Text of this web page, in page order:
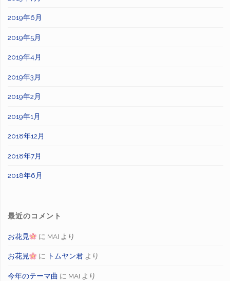
2019年6月
2019年5月
2019年4月
2019年3月
2019年2月
2019年1月
2018年12月
2018年7月
2018年6月
最近のコメント
お花見 に MAI より
お花見 に トムヤン君より
今年のテーマ曲 に MAI より